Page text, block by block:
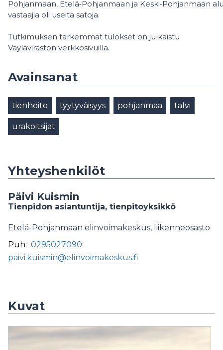
Pohjanmaan, Etelä‑Pohjanmaan ja Keski‑Pohjanmaan
vastaajia oli useita satoja.
Tutkimuksen tarkemmat tulokset on julkaistu
Väyläviraston verkkosivuilla.
Avainsanat
tienhoito tyytyväisyys pohjanmaa talvi
urakoitsijat
Yhteyshenkilöt
Päivi Kuismin
Tienpidon asiantuntija, tienpitoyksikkö
Etelä-Pohjanmaan elinvoimakeskus, liikenneosasto
Puh: 0295027090
paivi.kuismin@elinvoimakeskus.fi
Kuvat